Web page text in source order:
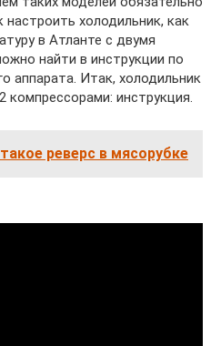
холодильник, как
в Атланте с двумя
найти в инструкции по
аппарата. Итак, холодильник
компрессорами: инструкция.
реверс в мясорубке